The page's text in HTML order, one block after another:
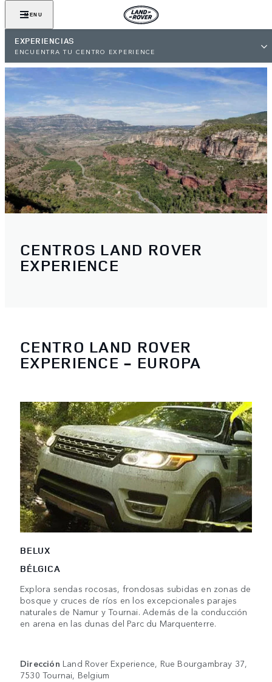
MENU
EXPERIENCIAS
ENCUENTRA TU CENTRO EXPERIENCE
CENTROS LAND ROVER
EXPERIENCE
CENTRO LAND ROVER
EXPERIENCE - EUROPA
BELUX
BÉLGICA
Explora sendas rocosas, frondosas subidas en zonas de
bosque y cruces de ríos en los excepcionales parajes
naturales de Namur y Tournai. Además de la conducción
en arena en las dunas del Parc du Marquenterre.
Dirección Land Rover Experience, Rue Bourgambray 37,
7530 Tournai, Belgium